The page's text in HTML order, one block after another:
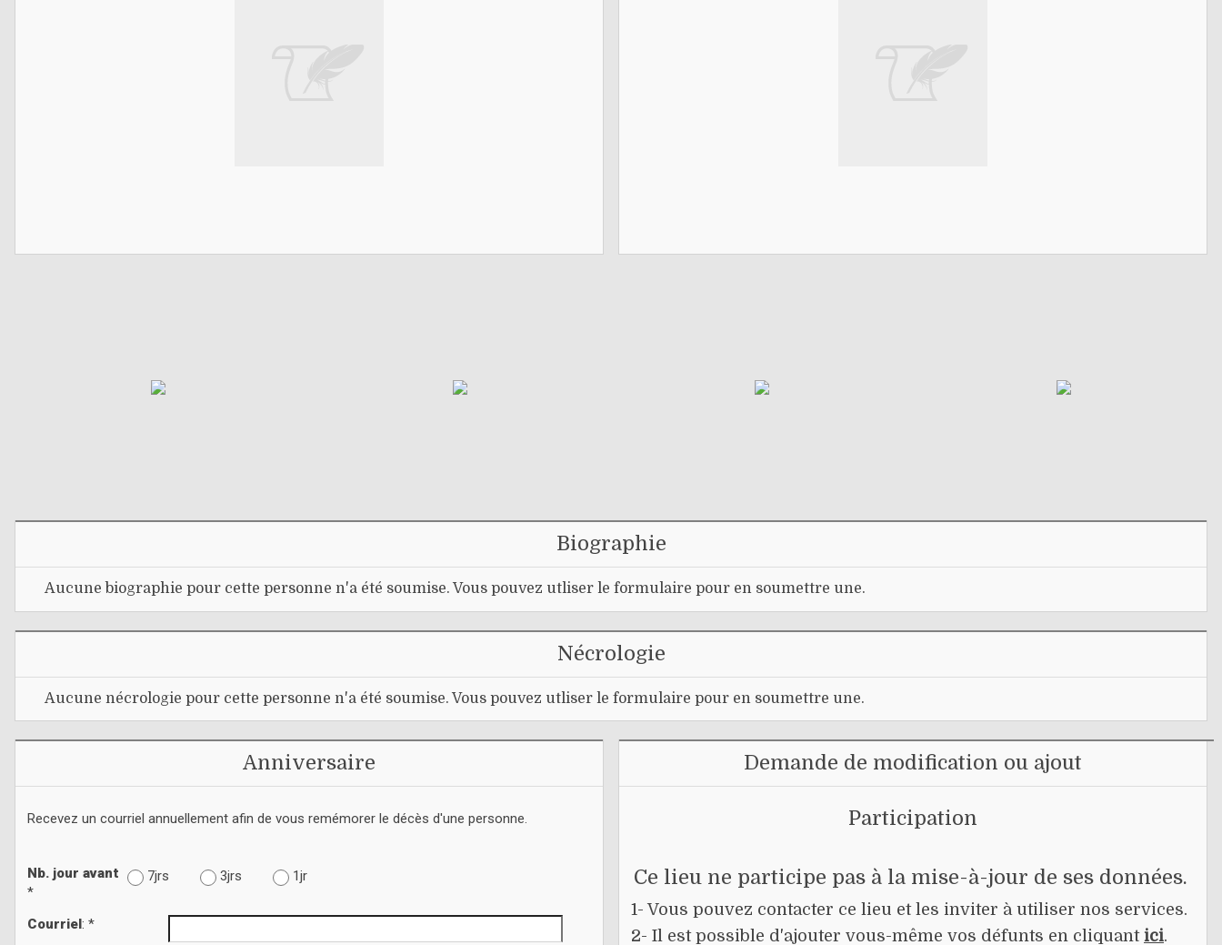
Biographie
Aucune biographie pour cette personne n'a été soumise. Vous pouvez utliser le formulaire pour en soumettre une.
Nécrologie
Aucune nécrologie pour cette personne n'a été soumise. Vous pouvez utliser le formulaire pour en soumettre une.
Anniversaire
Recevez un courriel annuellement afin de vous remémorer le décès d'une personne.
Nb. jour avant
*
7jrs 3jrs 1jr
Courriel: *
Demande de modification ou ajout
Participation
Ce lieu ne participe pas à la mise-à-jour de ses données.
1- Vous pouvez contacter ce lieu et les inviter à utiliser nos services.
2- Il est possible d'ajouter vous-même vos défunts en cliquant ici.